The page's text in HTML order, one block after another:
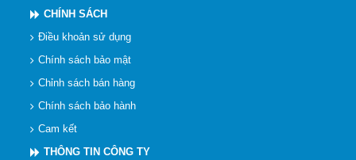
CHÍNH SÁCH
Điều khoản sử dụng
Chính sách bảo mật
Chỉnh sách bán hàng
Chính sách bảo hành
Cam kết
THÔNG TIN CÔNG TY